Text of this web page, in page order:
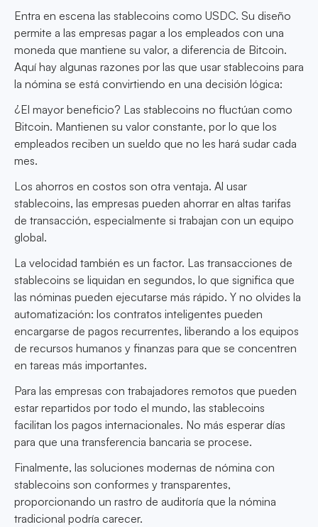
Entra en escena las stablecoins como USDC. Su diseño
permite a las empresas pagar a los empleados con una
moneda que mantiene su valor, a diferencia de Bitcoin.
Aquí hay algunas razones por las que usar stablecoins para
la nómina se está convirtiendo en una decisión lógica:
¿El mayor beneficio? Las stablecoins no fluctúan como
Bitcoin. Mantienen su valor constante, por lo que los
empleados reciben un sueldo que no les hará sudar cada
mes.
Los ahorros en costos son otra ventaja. Al usar
stablecoins, las empresas pueden ahorrar en altas tarifas
de transacción, especialmente si trabajan con un equipo
global.
La velocidad también es un factor. Las transacciones de
stablecoins se liquidan en segundos, lo que significa que
las nóminas pueden ejecutarse más rápido. Y no olvides la
automatización: los contratos inteligentes pueden
encargarse de pagos recurrentes, liberando a los equipos
de recursos humanos y finanzas para que se concentren
en tareas más importantes.
Para las empresas con trabajadores remotos que pueden
estar repartidos por todo el mundo, las stablecoins
facilitan los pagos internacionales. No más esperar días
para que una transferencia bancaria se procese.
Finalmente, las soluciones modernas de nómina con
stablecoins son conformes y transparentes,
proporcionando un rastro de auditoría que la nómina
tradicional podría carecer.